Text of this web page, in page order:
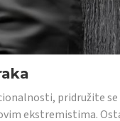
pridružite se
ekstremistima.